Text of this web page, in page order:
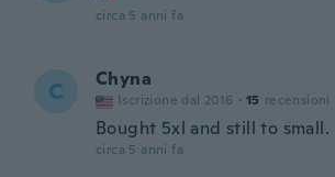
circa 5 anni fa
C Chyna
Iscrizione dal 2016 · 15 recensioni
Bought 5xl and still to small.
circa 5 anni fa